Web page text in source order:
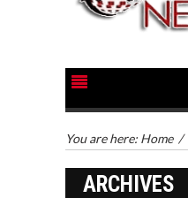
You are here: Home /
ARCHIVES